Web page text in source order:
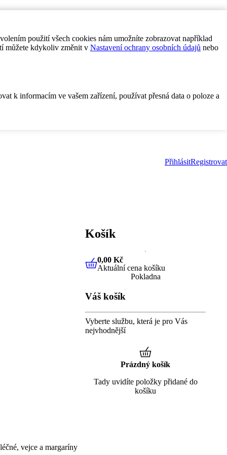
použití všech cookies nám umožníte zobrazovat například
můžete kdykoliv změnit v Nastavení ochrany osobních údajů nebo
k informacím ve vašem zařízení, používat přesná data o poloze a
PřihlásitRegistrovat
vejce a margaríny
Košík
0,00 KčAktuální cena košíku
0,00 Kč
Aktuální cena košíku
Pokladna
Váš košík
Vyberte službu, která je pro Vás
nejvhodnější
Prázdný košík
Tady uvidíte položky přidané do
košíku